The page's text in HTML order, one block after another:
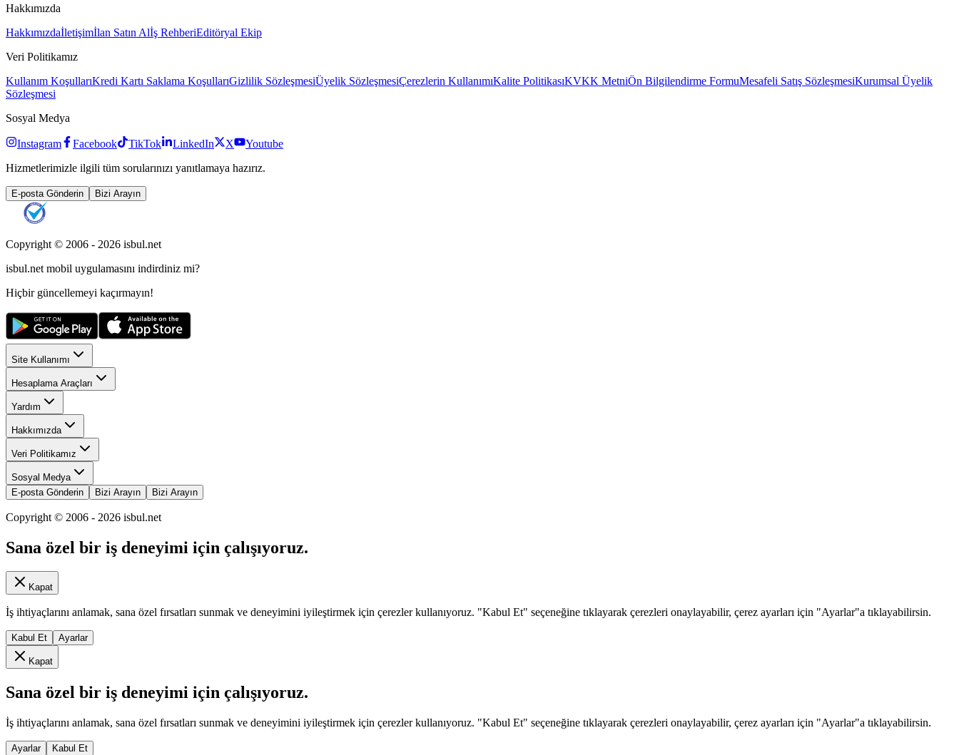
Hakkımızda
Hakkımızdaİletişimİlan Satın Alİş RehberiEditöryal Ekip
Veri Politikamız
Kullanım KoşullarıKredi Kartı Saklama KoşullarıGizlilik SözleşmesiÜyelik SözleşmesiÇerezlerin KullanımıKalite PolitikasıKVKK MetniÖn Bilgilendirme FormuMesafeli Satış SözleşmesiKurumsal Üyelik
Sözleşmesi
Sosyal Medya
Instagram Facebook TikTok LinkedIn X
Youtube
Hizmetlerimizle ilgili tüm sorularınızı yanıtlamaya hazırız.
E-posta Gönderin Bizi Arayın
Copyright © 2006 - 2026 isbul.net
isbul.net mobil uygulamasını indirdiniz mi?
Hiçbir güncellemeyi kaçırmayın!
Site Kullanımı
Hesaplama Araçları
Yardım
Hakkımızda
Veri Politikamız
Sosyal Medya
E-posta Gönderin
Bizi Arayın Bizi Arayın
Copyright © 2006 - 2026 isbul.net
Sana özel bir iş deneyimi için çalışıyoruz.
Kapat
İş ihtiyaçlarını anlamak, sana özel fırsatları sunmak ve deneyimini iyileştirmek için çerezler kullanıyoruz. "Kabul Et" seçeneğine tıklayarak çerezleri onaylayabilir, çerez ayarları için "Ayarlar"a tıklayabilirsin.
Kabul Et Ayarlar
Kapat
Sana özel bir iş deneyimi için çalışıyoruz.
İş ihtiyaçlarını anlamak, sana özel fırsatları sunmak ve deneyimini iyileştirmek için çerezler kullanıyoruz. "Kabul Et" seçeneğine tıklayarak çerezleri onaylayabilir, çerez ayarları için "Ayarlar"a tıklayabilirsin.
Ayarlar Kabul Et